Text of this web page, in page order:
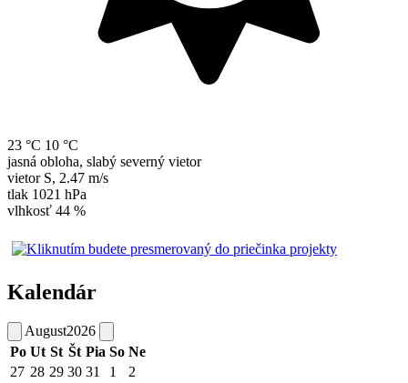
23 °C 10 °C
jasná obloha, slabý severný vietor
vietor S, 2.47 m/s
tlak 1021 hPa
vlhkosť 44 %
Kalendár
August2026
Po Ut St Št Pia So Ne
27 28 29 30 31 1
2